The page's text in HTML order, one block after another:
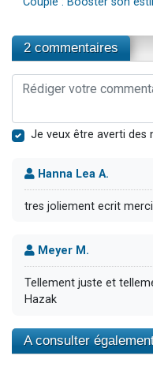
2 commentaires
Je veux être averti des
Hanna Lea A.
tres joliement ecrit merci
Meyer M.
Tellement juste et
Hazak
A consulter